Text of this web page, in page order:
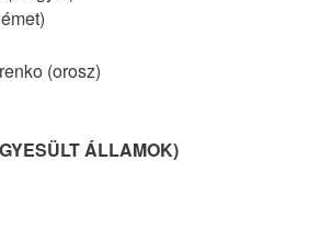
(orosz)
ÁLLAMOK)